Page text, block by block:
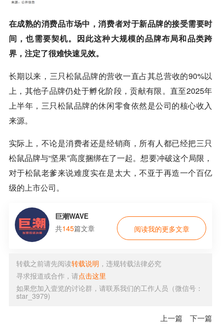
在成熟的消费品市场中，消费者对于新品牌的接受需要时
间，也需要契机。因此这种大规模的品牌布局和品类跨
界，注定了很难快速见效。
长期以来，三只松鼠品牌的营收一直占其总营收的90%以
上，其他子品牌仍处于孵化阶段，贡献有限。直至2025年
上半年，三只松鼠品牌的休闲零食依然是公司的核心收入
来源。
实际上，不论是消费者还是经销商，所有人都已经把三只
松鼠品牌与“坚果”高度捆绑在了一起。想要冲破这个局限，
对于松鼠老爹来说难度实在是太大，不亚于再造一个百亿
级的上市公司。
巨潮WAVE
共145篇文章 阅读我的更多文章
转载之前请先阅读转载说明 ，违规转载法律必究
寻求报道或合作，请点击这里
如果您加入壹览的讨论群，请联系我们的工作人员（微信号：
star_3979)
上一篇 下一篇